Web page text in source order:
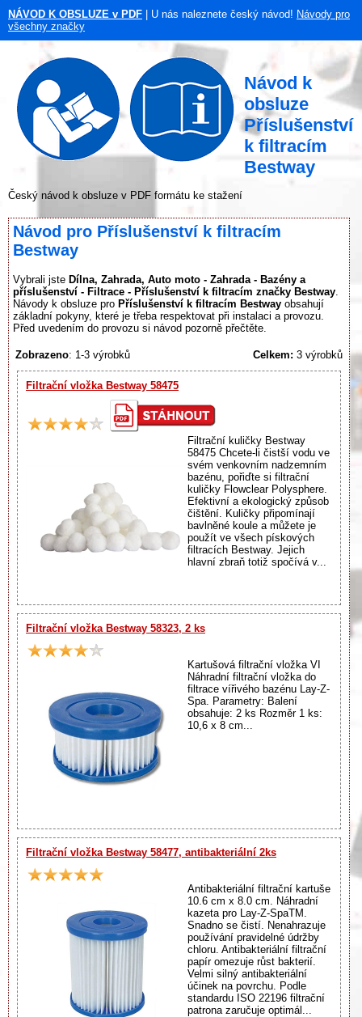
NÁVOD K OBSLUZE v PDF | U nás naleznete český návod! Návody pro
všechny značky
Návod k
obsluze
Příslušenství
k filtracím
Bestway
Český návod k obsluze v PDF formátu ke stažení
Návod pro Příslušenství k filtracím
Bestway
Vybrali jste Dílna, Zahrada, Auto moto - Zahrada - Bazény a
příslušenství - Filtrace - Příslušenství k filtracím značky Bestway
Návody k obsluze pro Příslušenství k filtracím Bestway obsahují
základní pokyny, které je třeba respektovat při instalaci a provozu.
Před uvedením do provozu si návod pozorně přečtěte.
Zobrazeno: 1-3 výrobků Celkem: 3 výrobků
Filtrační vložka Bestway 58475
Filtrační kuličky Bestway
58475 Chcete-li čistší vodu ve
svém venkovním nadzemním
bazénu, pořiďte si filtrační
kuličky Flowclear Polysphere.
Efektivní a ekologický způsob
čištění. Kuličky připomínají
bavlněné koule a můžete je
použít ve všech pískových
filtracích Bestway. Jejich
hlavní zbraň totiž spočívá v...
Filtrační vložka Bestway 58323, 2 ks
Kartušová filtrační vložka VI
Náhradní filtrační vložka do
filtrace vířivého bazénu Lay-Z-
Spa. Parametry: Balení
obsahuje: 2 ks Rozměr 1 ks:
10,6 x 8 cm...
Filtrační vložka Bestway 58477, antibakteriální 2ks
Antibakteriální filtrační kartuše
10.6 cm x 8.0 cm. Náhradní
kazeta pro Lay-Z-SpaTM.
Snadno se čistí. Nenahrazuje
používání pravidelné údržby
chloru. Antibakteriální filtrační
papír omezuje růst bakterií.
Velmi silný antibakteriální
účinek na povrchu. Podle
standardu ISO 22196 filtrační
patrona zaručuje optimál...